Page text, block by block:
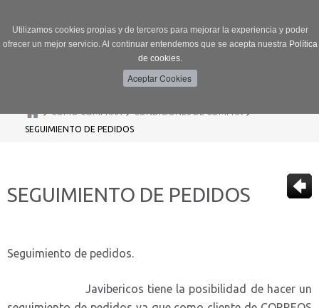
Utilizamos cookies propias y de terceros para mejorar la experiencia y poder
ofrecer un mejor servicio. Al continuar entendemos que se acepta nuestra Política
de cookies.
>CÓMO COMPRAR>CONDICIONES DE COMPRA>
SEGUIMIENTO DE PEDIDOS
SEGUIMIENTO DE PEDIDOS
Seguimiento de pedidos.
Javibericos tiene la posibilidad de hacer un